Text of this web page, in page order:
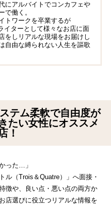
にアルバイトでコンカフェや
で働く。
トワークを卒業するが
イターとして様々なお店に面
をしリアルな現場をお届けし
自由な縛られない人生を謳歌
テム柔軟で自由度が
たい女性にオススメ
！
った…」
ル（Trois＆Quatre）」へ面接・
徴や、良い点・悪い点の両方か
店選びに役立つリアルな情報を